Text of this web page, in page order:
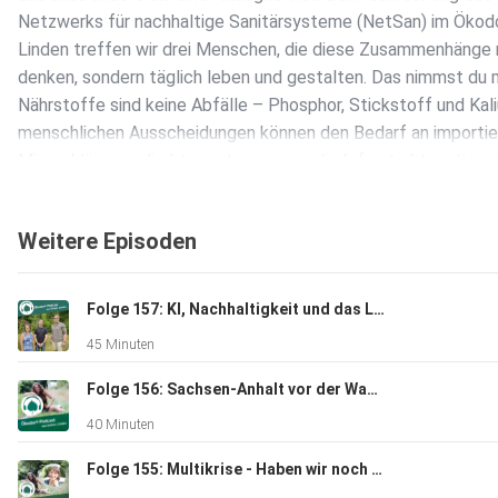
Netzwerks für nachhaltige Sanitärsysteme (NetSan) im
Linden treffen wir drei Menschen, die diese Zusammenhänge
denken, sondern täglich leben und gestalten. Das nimmst du
Nährstoffe sind keine Abfälle – Phosphor, Stickstoff und
menschlichen Ausscheidungen können den Bedarf an
fehlt, ist politischer Wille und gesetzliche
Trockentoiletten für 160 Menschen; die nächste
schon in Planung Für wen ist diese Folge? Für alle, die
Zusammenhänge sehen wollen, wo andere nur ein
vermuten. Für Menschen, die Nachhaltigkeit nicht als Lifestyle,
sondern als Systemveränderung verstehen. Und für alle, die
um sie kämpft. Hör rein – und frag dich danach ruhig, ob die
Weitere Episoden
Folge 157: KI, Nachhaltigkeit und das Leben
45 Minuten
Folge 156: Sachsen-Anhalt vor der Wahl – Kann Zuhören die Demokratie retten?
40 Minuten
Folge 155: Multikrise - Haben wir noch Zeit für „innere Arbeit“?